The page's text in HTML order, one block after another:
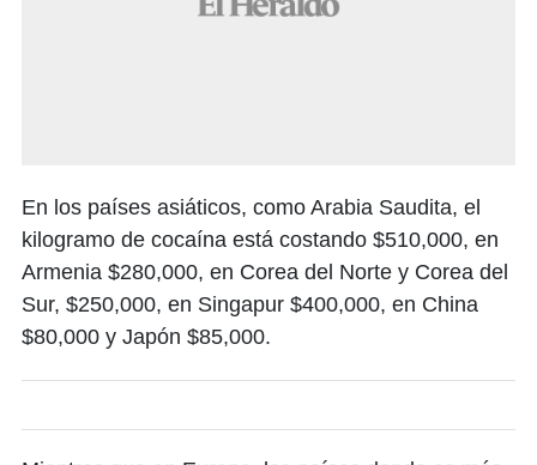
En los países asiáticos, como Arabia Saudita, el
kilogramo de cocaína está costando $510,000, en
Armenia $280,000, en Corea del Norte y Corea del
Sur, $250,000, en Singapur $400,000, en China
$80,000 y Japón $85,000.